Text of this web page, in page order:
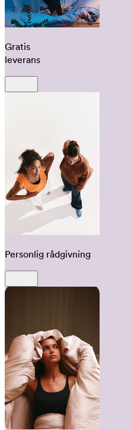
Gratis
leverans
Personlig rådgivning